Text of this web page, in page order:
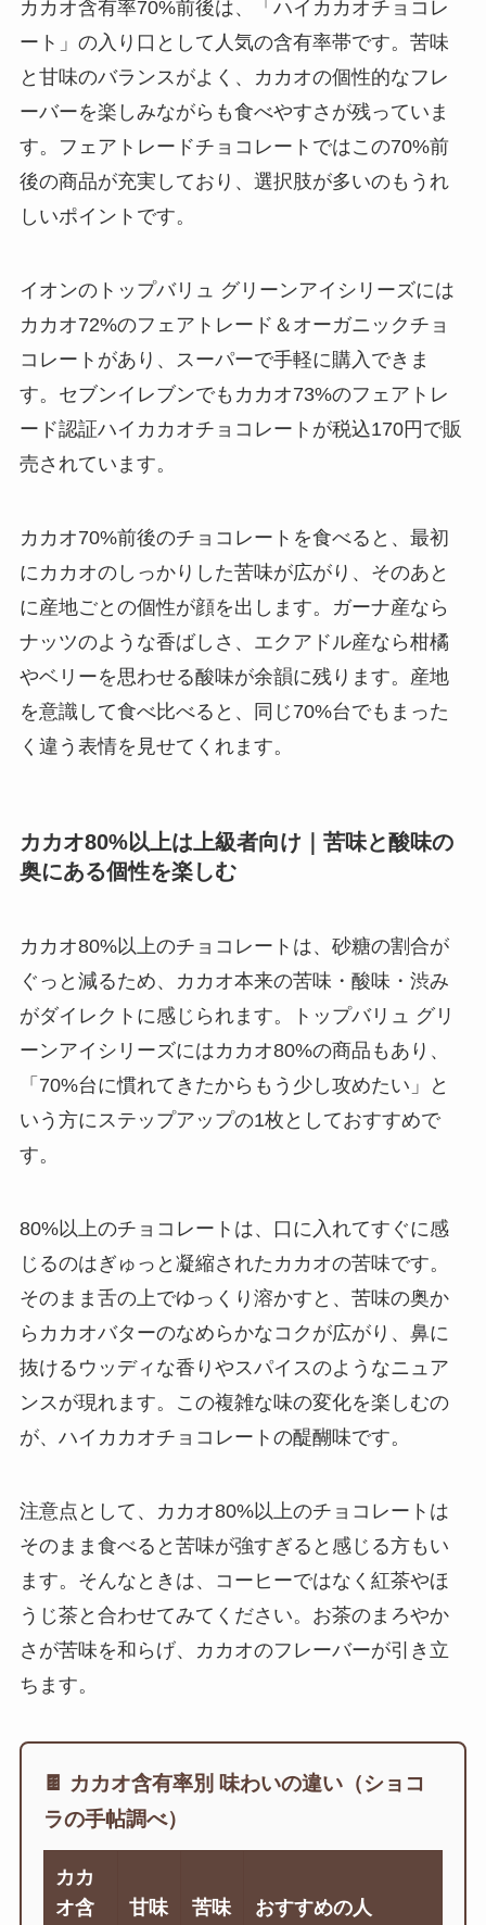
カカオ含有率70%前後は、「ハイカカオチョコレ
ート」の入り口として人気の含有率帯です。苦味
と甘味のバランスがよく、カカオの個性的なフレ
ーバーを楽しみながらも食べやすさが残っていま
す。フェアトレードチョコレートではこの70%前
後の商品が充実しており、選択肢が多いのもうれ
しいポイントです。
イオンのトップバリュ グリーンアイシリーズには
カカオ72%のフェアトレード＆オーガニックチョ
コレートがあり、スーパーで手軽に購入できま
す。セブンイレブンでもカカオ73%のフェアトレ
ード認証ハイカカオチョコレートが税込170円で販
売されています。
カカオ70%前後のチョコレートを食べると、最初
にカカオのしっかりした苦味が広がり、そのあと
に産地ごとの個性が顔を出します。ガーナ産なら
ナッツのような香ばしさ、エクアドル産なら柑橘
やベリーを思わせる酸味が余韻に残ります。産地
を意識して食べ比べると、同じ70%台でもまった
く違う表情を見せてくれます。
カカオ80%以上は上級者向け｜苦味と酸味の
奥にある個性を楽しむ
カカオ80%以上のチョコレートは、砂糖の割合が
ぐっと減るため、カカオ本来の苦味・酸味・渋み
がダイレクトに感じられます。トップバリュ グリ
ーンアイシリーズにはカカオ80%の商品もあり、
「70%台に慣れてきたからもう少し攻めたい」と
いう方にステップアップの1枚としておすすめで
す。
80%以上のチョコレートは、口に入れてすぐに感
じるのはぎゅっと凝縮されたカカオの苦味です。
そのまま舌の上でゆっくり溶かすと、苦味の奥か
らカカオバターのなめらかなコクが広がり、鼻に
抜けるウッディな香りやスパイスのようなニュア
ンスが現れます。この複雑な味の変化を楽しむの
が、ハイカカオチョコレートの醍醐味です。
注意点として、カカオ80%以上のチョコレートは
そのまま食べると苦味が強すぎると感じる方もい
ます。そんなときは、コーヒーではなく紅茶やほ
うじ茶と合わせてみてください。お茶のまろやか
さが苦味を和らげ、カカオのフレーバーが引き立
ちます。
🍫 カカオ含有率別 味わいの違い（ショコ
ラの手帖調べ）
カカ
オ含
甘味 苦味 おすすめの人